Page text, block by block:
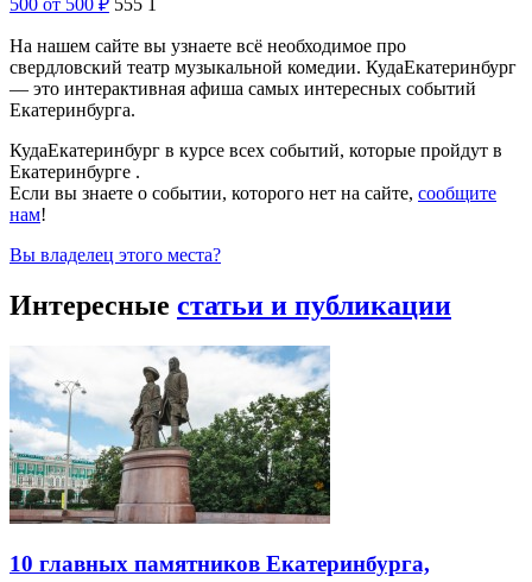
500 от 500 ₽ 555
На нашем сайте вы узнаете всё необходимое про
свердловский театр музыкальной комедии. КудаЕкатеринбург
— это интерактивная афиша самых интересных событий
Екатеринбурга.
КудаЕкатеринбург в курсе всех событий, которые пройдут в
Екатеринбурге .
Если вы знаете о событии, которого нет на сайте, сообщите
нам!
Вы владелец этого места?
Интересные статьи и публикации
10 главных памятников Екатеринбурга,